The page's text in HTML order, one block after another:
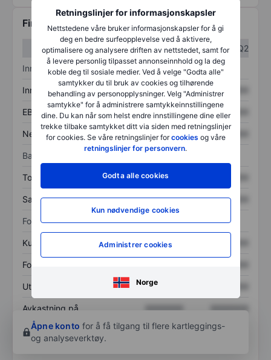
Retningslinjer for informasjonskapsler
Nettstedene våre bruker informasjonskapsler for å gi
deg en bedre surfeopplevelse ved å aktivere,
optimalisere og analysere driften av nettstedet, samt for
å levere personlig tilpasset annonseinnhold og la deg
koble deg til sosiale medier. Ved å velge "Godta alle"
samtykker du til bruk av cookies og tilhørende
behandling av personopplysninger. Velg "Administrer
samtykke" for å administrere samtykkeinnstillingene
dine. Du kan når som helst endre innstillingene dine eller
trekke tilbake samtykket ditt via siden med retningslinjer
for cookies. Se våre retningslinjer forcookies og våre
retningslinjer for personvern.
Godta alle cookies
Kun nødvendige cookies
Administrer cookies
Norge
Finansiell informasjon
Q1
Q2
Inntektsoversikt
Inntekter XXXXXXX XXXXXXX
EBITDA XXXXXXX XXXXXXX
Nettoinntekt XXXXXXX XXXXXXX
Balanse
Totale eiendeler XXXXXXX
Samlet gjeld XXXXXXX XXXXXXX
Forholdstall
Kurs/salg XXXXXXX
Fortjeneste per aksje
Utbytte per aksje XXXXXXX
Avkastning på
egenkapital
XXXXXXX
XXXXXXX
Åpne konto for å få tilgang til flere kartleggings-
og analyseverktøy.